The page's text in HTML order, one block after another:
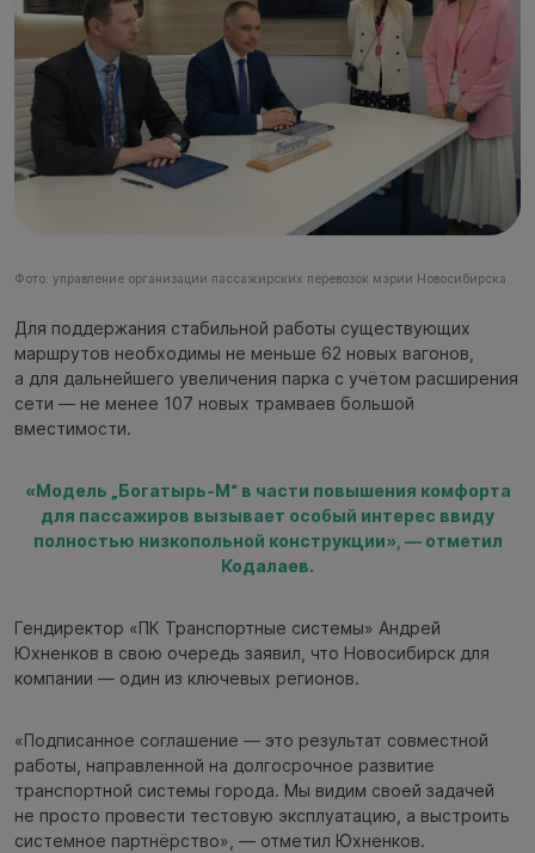
Фото: управление организации пассажирских перевозок мэрии Новосибирска
Для поддержания стабильной работы существующих
маршрутов необходимы не меньше 62 новых вагонов,
а для дальнейшего увеличения парка с учётом расширения
сети — не менее 107 новых трамваев большой
вместимости.
«Модель „Богатырь-М“ в части повышения комфорта
для пассажиров вызывает особый интерес ввиду
полностью низкопольной конструкции», — отметил
Кодалаев.
Гендиректор «ПК Транспортные системы» Андрей
Юхненков в свою очередь заявил, что Новосибирск для
компании — один из ключевых регионов.
«Подписанное соглашение — это результат совместной
работы, направленной на долгосрочное развитие
транспортной системы города. Мы видим своей задачей
не просто провести тестовую эксплуатацию, а выстроить
системное партнёрство», — отметил Юхненков.